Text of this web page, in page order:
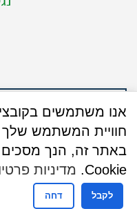
חוויית המשתמש שלך
באתר זה, הנך מסכים
Cookie.
מדיניות
לקבל דחה